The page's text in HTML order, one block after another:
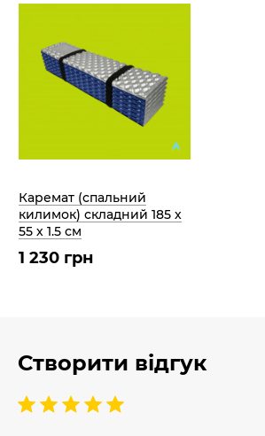
Каремат (спальний
килимок) складний 185 х
55 х 1.5 см
1 230 грн
Створити відгук